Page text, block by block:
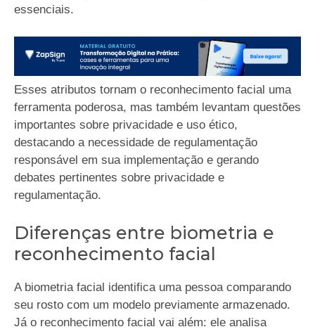
essenciais.
Esses atributos tornam o reconhecimento facial uma
ferramenta poderosa, mas também levantam questões
importantes sobre privacidade e uso ético,
destacando a necessidade de regulamentação
responsável em sua implementação e gerando
debates pertinentes sobre privacidade e
regulamentação.
Diferenças entre biometria e
reconhecimento facial
A biometria facial identifica uma pessoa comparando
seu rosto com um modelo previamente armazenado.
Já o reconhecimento facial vai além: ele analisa